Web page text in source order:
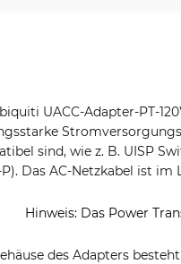
UACC-Adapter-PT-
sind, wie z. B. UISP
P). Das AC-Netzkabel ist
Hinweis: Das Power
des Adapters